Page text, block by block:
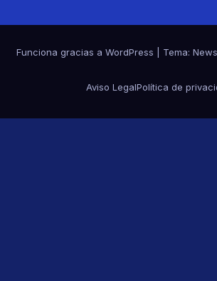
Funciona gracias a WordPress Tema:
Aviso LegalPolítica de